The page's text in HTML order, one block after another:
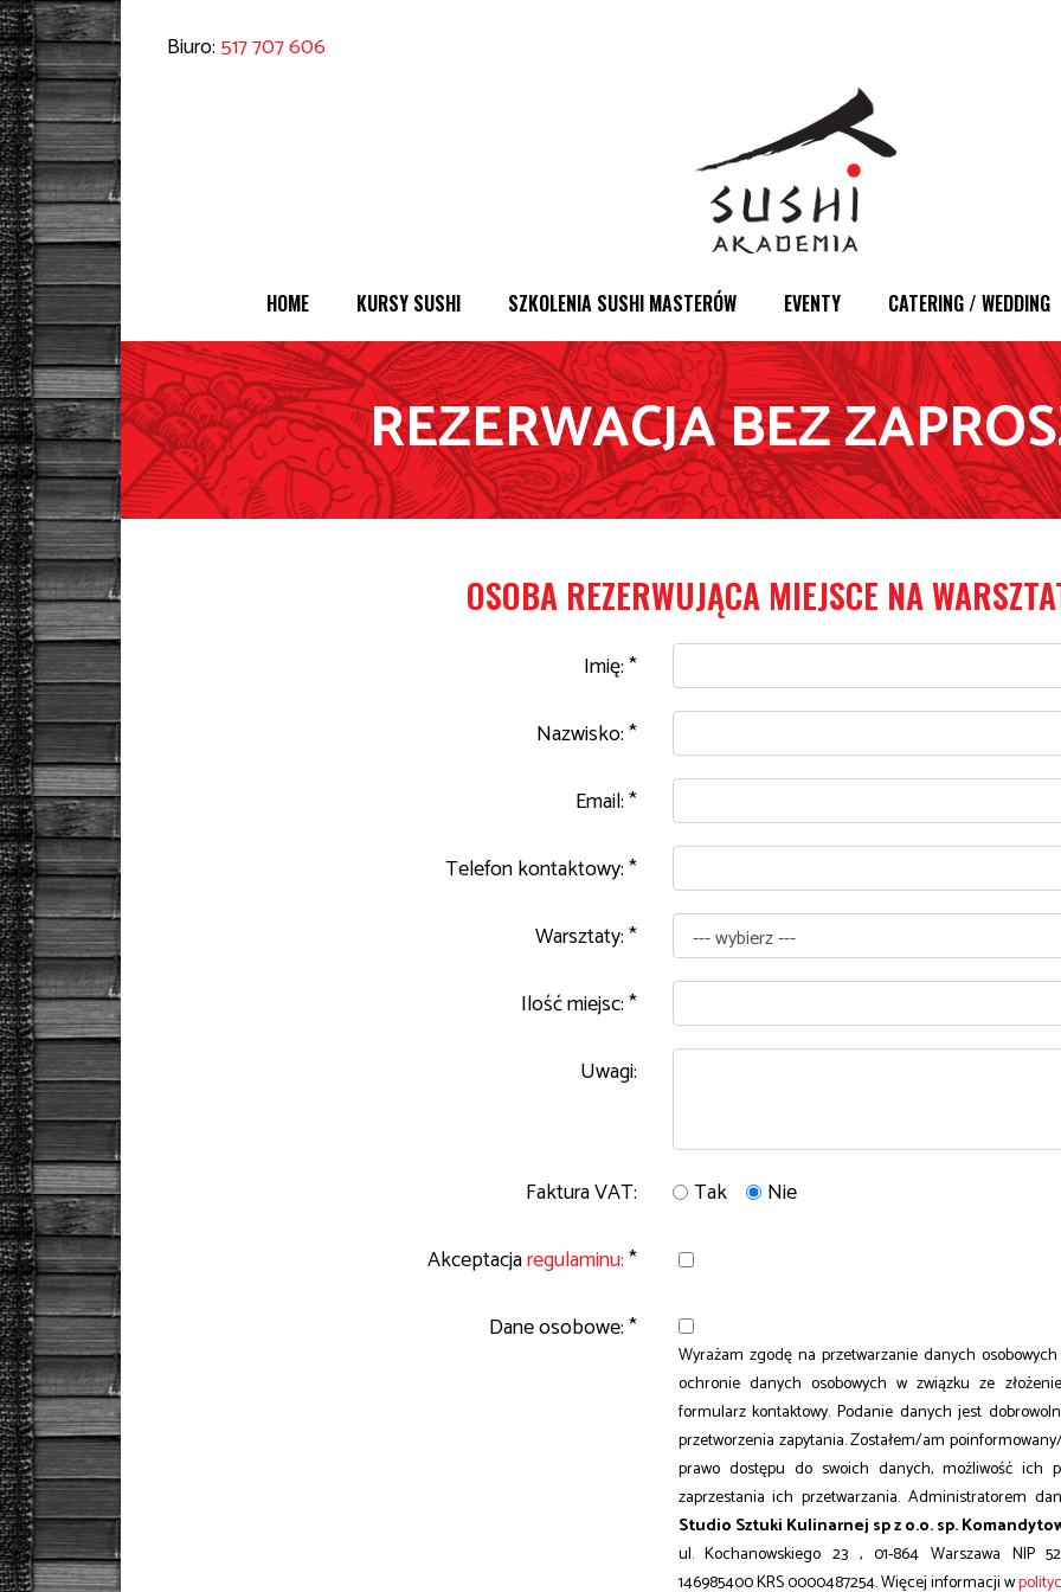
Biuro: 517 707 606
HOME KURSY SUSHI SZKOLENIA SUSHI MASTERÓW EVENTY CATERING / WEDDING
REZERWACJA BEZ
OSOBA REZERWUJĄCA MIEJSCE NA
Imię: *
Nazwisko: *
Email: *
Telefon kontaktowy: *
Warsztaty: *
Ilość miejsc: *
Uwagi:
Faktura VAT: Tak
Nie
Akceptacjaregulaminu:*
Dane osobowe: *
Wyrażam zgodę na przetwarzanie danych
ochronie danych osobowych w związku ze
formularz kontaktowy. Podanie danych jest
przetworzenia zapytania. Zostałem/am
prawo dostępu do swoich danych, możliwość ich
zaprzestania ich przetwarzania. Administratorem
Studio Sztuki Kulinarnej sp z o.o. sp.
ul. Kochanowskiego 23 , 01-864 Warszawa NIP
146985400 KRS 0000487254. Więcej informacji w